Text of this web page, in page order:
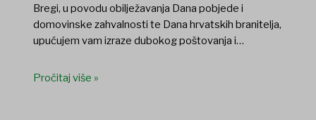
Bregi, u povodu obilježavanja Dana pobjede i
domovinske zahvalnosti te Dana hrvatskih branitelja,
upućujem vam izraze dubokog poštovanja i…
Pročitaj više »